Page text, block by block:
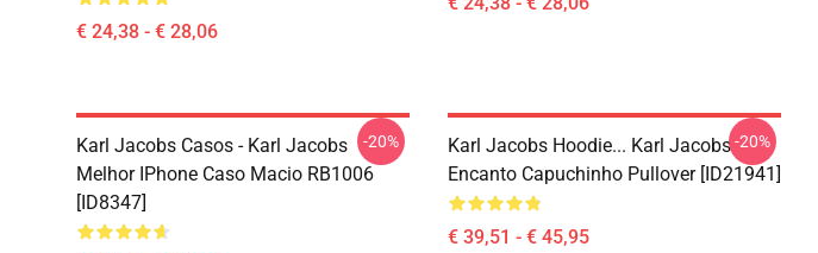
€ 24,38 - € 28,06
Karl Jacobs Casos - Karl Jacobs
Melhor IPhone Caso Macio RB1006
[ID8347]
-20%
Karl Jacobs Hoodie... Karl Jacobs
Encanto Capuchinho Pullover [ID21941]
€ 39,51 - € 45,95
-20%